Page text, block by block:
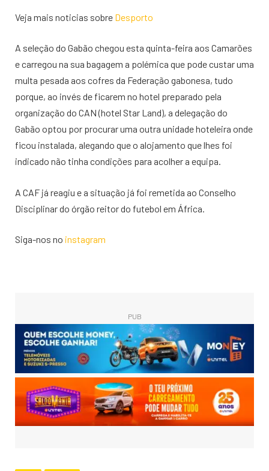
Veja mais noticias sobre Desporto
A seleção do Gabão chegou esta quinta-feira aos Camarões
e carregou na sua bagagem a polémica que pode custar uma
multa pesada aos cofres da Federação gabonesa, tudo
porque, ao invés de ficarem no hotel preparado pela
organização do CAN (hotel Star Land), a delegação do
Gabão optou por procurar uma outra unidade hoteleira onde
ficou instalada, alegando que o alojamento que lhes foi
indicado não tinha condições para acolher a equipa.
A CAF já reagiu e a situação já foi remetida ao Conselho
Disciplinar do órgão reitor do futebol em África.
Siga-nos no instagram
PUB